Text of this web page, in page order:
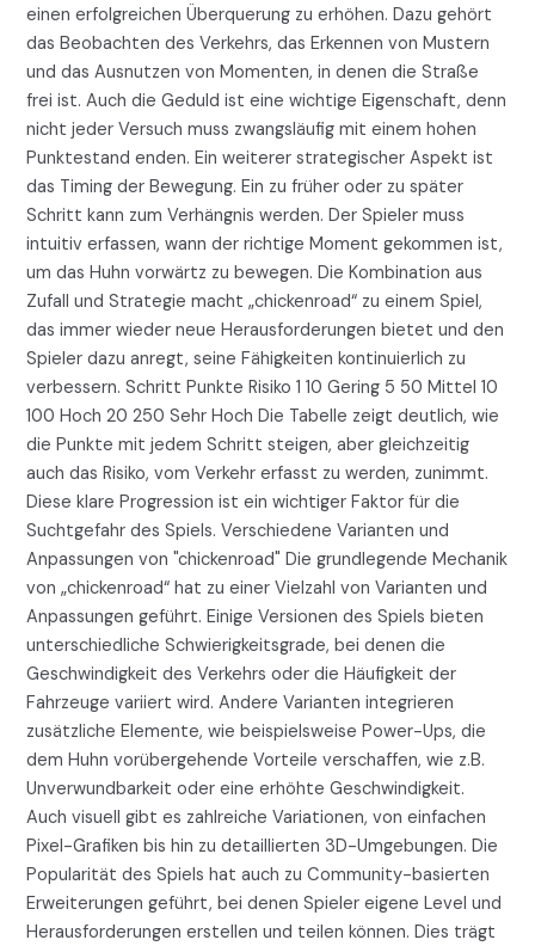
einen erfolgreichen Überquerung zu erhöhen. Dazu gehört
das Beobachten des Verkehrs, das Erkennen von Mustern
und das Ausnutzen von Momenten, in denen die Straße
frei ist. Auch die Geduld ist eine wichtige Eigenschaft, denn
nicht jeder Versuch muss zwangsläufig mit einem hohen
Punktestand enden. Ein weiterer strategischer Aspekt ist
das Timing der Bewegung. Ein zu früher oder zu später
Schritt kann zum Verhängnis werden. Der Spieler muss
intuitiv erfassen, wann der richtige Moment gekommen ist,
um das Huhn vorwärtz zu bewegen. Die Kombination aus
Zufall und Strategie macht „chickenroad“ zu einem Spiel,
das immer wieder neue Herausforderungen bietet und den
Spieler dazu anregt, seine Fähigkeiten kontinuierlich zu
verbessern. Schritt Punkte Risiko 1 10 Gering 5 50 Mittel 10
100 Hoch 20 250 Sehr Hoch Die Tabelle zeigt deutlich, wie
die Punkte mit jedem Schritt steigen, aber gleichzeitig
auch das Risiko, vom Verkehr erfasst zu werden, zunimmt.
Diese klare Progression ist ein wichtiger Faktor für die
Suchtgefahr des Spiels. Verschiedene Varianten und
Anpassungen von "chickenroad" Die grundlegende Mechanik
von „chickenroad“ hat zu einer Vielzahl von Varianten und
Anpassungen geführt. Einige Versionen des Spiels bieten
unterschiedliche Schwierigkeitsgrade, bei denen die
Geschwindigkeit des Verkehrs oder die Häufigkeit der
Fahrzeuge variiert wird. Andere Varianten integrieren
zusätzliche Elemente, wie beispielsweise Power-Ups, die
dem Huhn vorübergehende Vorteile verschaffen, wie z.B.
Unverwundbarkeit oder eine erhöhte Geschwindigkeit.
Auch visuell gibt es zahlreiche Variationen, von einfachen
Pixel-Grafiken bis hin zu detaillierten 3D-Umgebungen. Die
Popularität des Spiels hat auch zu Community-basierten
Erweiterungen geführt, bei denen Spieler eigene Level und
Herausforderungen erstellen und teilen können. Dies trägt